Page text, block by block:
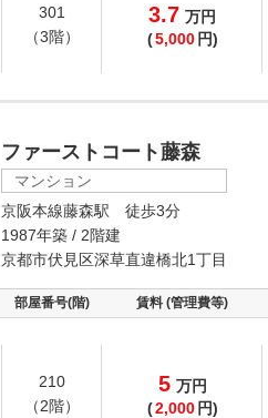
301
（3階）
3.7 万円
(5,000 円)
ファーストコート藤森
マンション
京阪本線藤森駅 徒歩3分
1987年築 / 2階建
京都市伏見区深草直違橋北1丁目
部屋番号(階) 賃料 (管理費等)
210
（2階）
5 万円
(2,000 円)